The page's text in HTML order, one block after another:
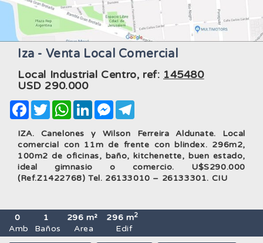
Iza - Venta Local Comercial
Local Industrial Centro, ref: 145480
USD 290.000
Facebook
TwitterWhatsApp
LinkedInMessenger
IZA. Canelones y Wilson Ferreira Aldunate. Local
comercial con 11m de frente con blindex. 296m2,
100m2 de oficinas, baño, kitchenette, buen estado,
ideal gimnasio o comercio. U$S290.000
(Ref.Z1422768) Tel. 26133010 – 26133301. CIU
0
Amb
1
Baños
296 m²
Area
296 m2
Edif